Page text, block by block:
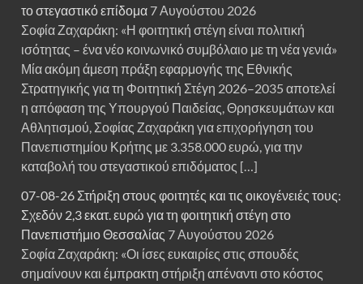
το στεγαστικό επίδομα 7 Αυγούστου 2026
Σοφία Ζαχαράκη: «Η φοιτητική στέγη είναι πολιτική
ισότητας – ένα νέο κοινωνικό συμβόλαιο με τη νέα γενιά»
Μία ακόμη άμεση πράξη εφαρμογής της Εθνικής
Στρατηγικής για τη Φοιτητική Στέγη 2026–2035 αποτελεί
η απόφαση της Υπουργού Παιδείας, Θρησκευμάτων και
Αθλητισμού, Σοφίας Ζαχαράκη για επιχορήγηση του
Πανεπιστημίου Κρήτης με 3.358.000 ευρώ, για την
καταβολή του στεγαστικού επιδόματος […]
07-08-26 Στήριξη στους φοιτητές και τις οικογένειές τους:
Σχεδόν 2,3 εκατ. ευρώ για τη φοιτητική στέγη στο
Πανεπιστήμιο Θεσσαλίας 7 Αυγούστου 2026
Σοφία Ζαχαράκη: «Οι ίσες ευκαιρίες στις σπουδές
σημαίνουν και έμπρακτη στήριξη απέναντι στο κόστος